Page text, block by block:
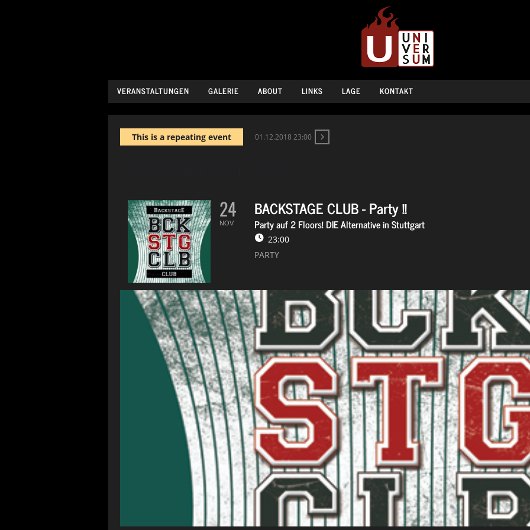
VERANSTALTUNGEN GALERIE ABOUT LINKS LAGE KONTAKT
This is a repeating event 01.12.2018 23:00
24
NOV
BACKSTAGE CLUB - Party !!
Party auf 2 Floors! DIE Alternative in Stuttgart
23:00
PARTY